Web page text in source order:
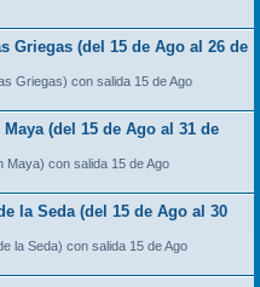
Griegas (del 15 de Ago al 26 de
Griegas) con salida 15 de Ago
(del 15 de Ago al 31 de
Maya) con salida 15 de Ago
la Seda (del 15 de Ago al 30
la Seda) con salida 15 de Ago